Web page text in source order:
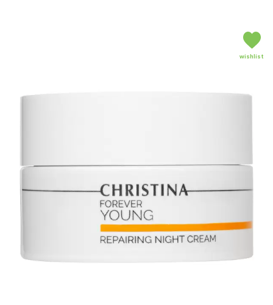
wishlist